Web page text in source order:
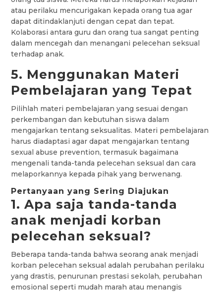
atau perilaku mencurigakan kepada orang tua agar
dapat ditindaklanjuti dengan cepat dan tepat.
Kolaborasi antara guru dan orang tua sangat penting
dalam mencegah dan menangani pelecehan seksual
terhadap anak.
5. Menggunakan Materi
Pembelajaran yang Tepat
Pilihlah materi pembelajaran yang sesuai dengan
perkembangan dan kebutuhan siswa dalam
mengajarkan tentang seksualitas. Materi pembelajaran
harus diadaptasi agar dapat mengajarkan tentang
sexual abuse prevention, termasuk bagaimana
mengenali tanda-tanda pelecehan seksual dan cara
melaporkannya kepada pihak yang berwenang.
Pertanyaan yang Sering Diajukan
1. Apa saja tanda-tanda
anak menjadi korban
pelecehan seksual?
Beberapa tanda-tanda bahwa seorang anak menjadi
korban pelecehan seksual adalah perubahan perilaku
yang drastis, penurunan prestasi sekolah, perubahan
emosional seperti mudah marah atau menangis